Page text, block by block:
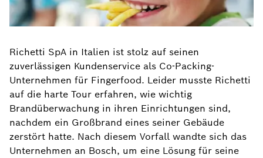
Richetti SpA in Italien ist stolz auf seinen
zuverlässigen Kundenservice als Co-Packing-
Unternehmen für Fingerfood. Leider musste Richetti
auf die harte Tour erfahren, wie wichtig
Brandüberwachung in ihren Einrichtungen sind,
nachdem ein Großbrand eines seiner Gebäude
zerstört hatte. Nach diesem Vorfall wandte sich das
Unternehmen an Bosch, um eine Lösung für seine